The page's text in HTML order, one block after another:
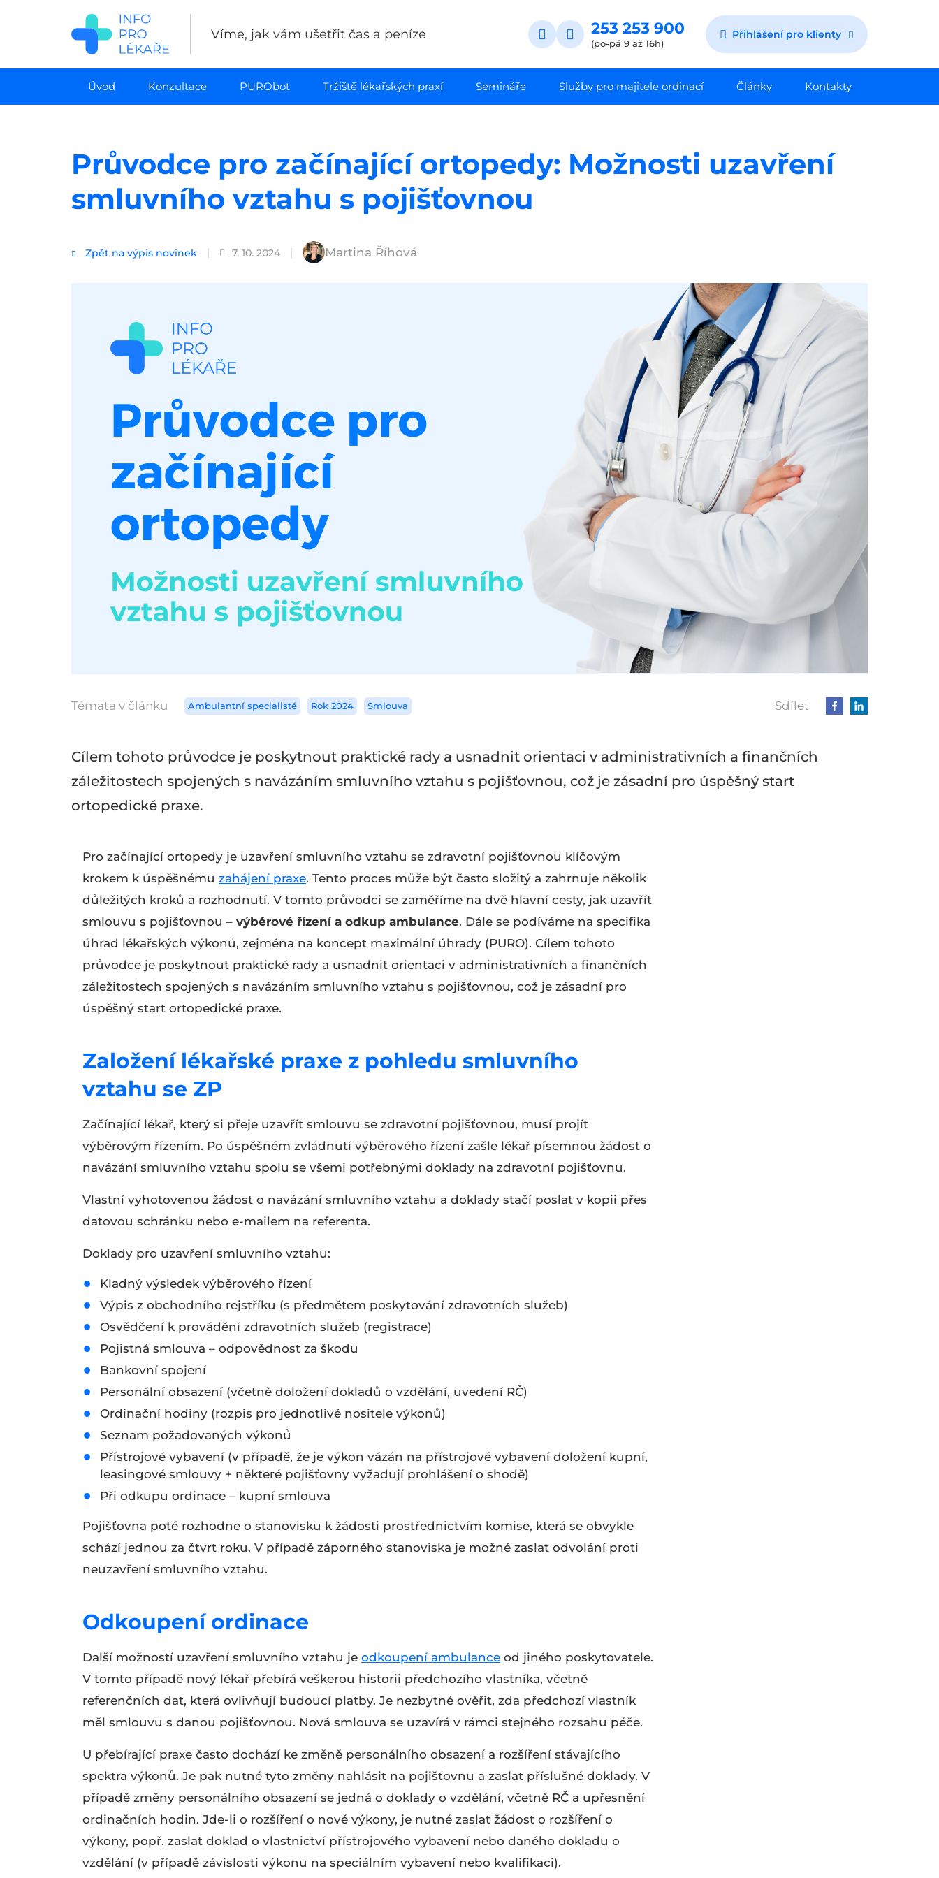
Víme, jak vám ušetřit čas a peníze 253 253 900
(po-pá 9 až 16h)
Přihlášení pro klienty
Úvod Konzultace PURObot Tržiště lékařských praxí Semináře Služby pro majitele ordinací Články Kontakty
Průvodce pro začínající ortopedy: Možnosti uzavření
smluvního vztahu s pojišťovnou
Zpět na výpis novinek 7. 10. 2024 Martina Říhová
Témata v článku Ambulantní specialisté Rok 2024 Smlouva Sdílet
Cílem tohoto průvodce je poskytnout praktické rady a usnadnit orientaci v administrativních a finančních
záležitostech spojených s navázáním smluvního vztahu s pojišťovnou, což je zásadní pro úspěšný start
ortopedické praxe.
Pro začínající ortopedy je uzavření smluvního vztahu se zdravotní pojišťovnou klíčovým
krokem k úspěšnému zahájení praxe. Tento proces může být často složitý a zahrnuje několik
důležitých kroků a rozhodnutí. V tomto průvodci se zaměříme na dvě hlavní cesty, jak uzavřít
smlouvu s pojišťovnou – výběrové řízení a odkup ambulance. Dále se podíváme na specifika
úhrad lékařských výkonů, zejména na koncept maximální úhrady (PURO). Cílem tohoto
průvodce je poskytnout praktické rady a usnadnit orientaci v administrativních a finančních
záležitostech spojených s navázáním smluvního vztahu s pojišťovnou, což je zásadní pro
úspěšný start ortopedické praxe.
Založení lékařské praxe z pohledu smluvního
vztahu se ZP
Začínající lékař, který si přeje uzavřít smlouvu se zdravotní pojišťovnou, musí projít
výběrovým řízením. Po úspěšném zvládnutí výběrového řízení zašle lékař písemnou žádost o
navázání smluvního vztahu spolu se všemi potřebnými doklady na zdravotní pojišťovnu.
Vlastní vyhotovenou žádost o navázání smluvního vztahu a doklady stačí poslat v kopii přes
datovou schránku nebo e-mailem na referenta.
Doklady pro uzavření smluvního vztahu:
Kladný výsledek výběrového řízení
Výpis z obchodního rejstříku (s předmětem poskytování zdravotních služeb)
Osvědčení k provádění zdravotních služeb (registrace)
Pojistná smlouva – odpovědnost za škodu
Bankovní spojení
Personální obsazení (včetně doložení dokladů o vzdělání, uvedení RČ)
Ordinační hodiny (rozpis pro jednotlivé nositele výkonů)
Seznam požadovaných výkonů
Přístrojové vybavení (v případě, že je výkon vázán na přístrojové vybavení doložení kupní,
leasingové smlouvy + některé pojišťovny vyžadují prohlášení o shodě)
Při odkupu ordinace – kupní smlouva
Pojišťovna poté rozhodne o stanovisku k žádosti prostřednictvím komise, která se obvykle
schází jednou za čtvrt roku. V případě záporného stanoviska je možné zaslat odvolání proti
neuzavření smluvního vztahu.
Odkoupení ordinace
Další možností uzavření smluvního vztahu je odkoupení ambulance od jiného poskytovatele.
V tomto případě nový lékař přebírá veškerou historii předchozího vlastníka, včetně
referenčních dat, která ovlivňují budoucí platby. Je nezbytné ověřit, zda předchozí vlastník
měl smlouvu s danou pojišťovnou. Nová smlouva se uzavírá v rámci stejného rozsahu péče.
U přebírající praxe často dochází ke změně personálního obsazení a rozšíření stávajícího
spektra výkonů. Je pak nutné tyto změny nahlásit na pojišťovnu a zaslat příslušné doklady. V
případě změny personálního obsazení se jedná o doklady o vzdělání, včetně RČ a upřesnění
ordinačních hodin. Jde-li o rozšíření o nové výkony, je nutné zaslat žádost o rozšíření o
výkony, popř. zaslat doklad o vlastnictví přístrojového vybavení nebo daného dokladu o
vzdělání (v případě závislosti výkonu na speciálním vybavení nebo kvalifikaci).